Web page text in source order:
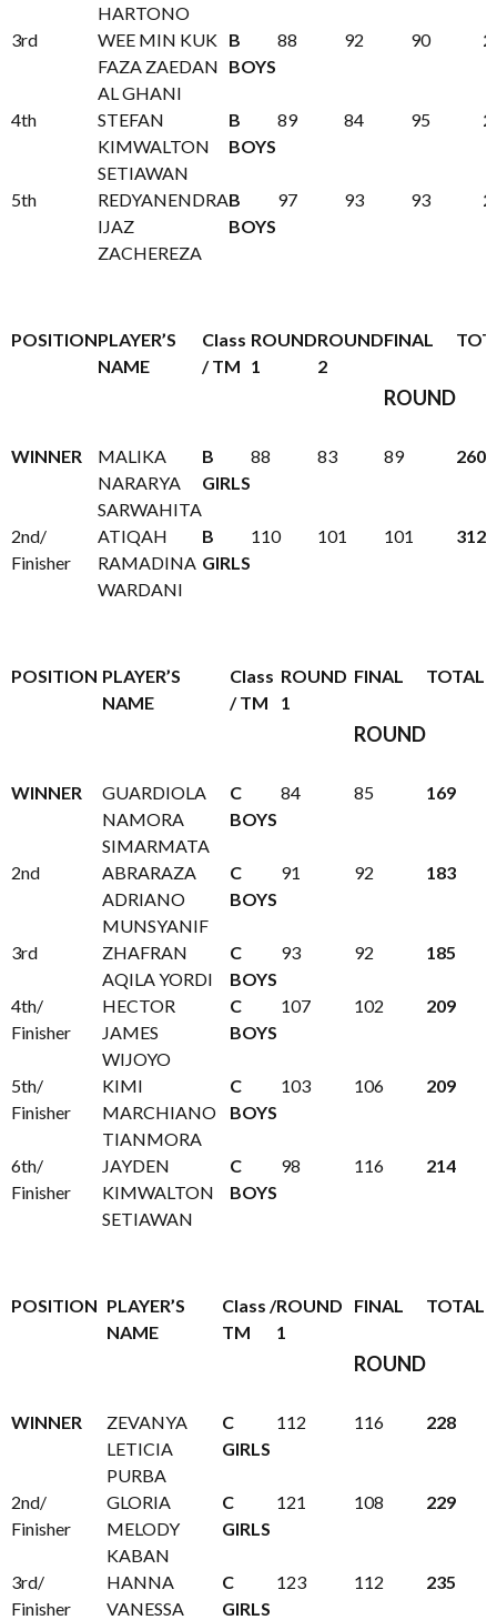
HARTONO
3rd
WEE MIN KUK
FAZA ZAEDAN
AL GHANI
B
BOYS
88 92 90
4th
STEFAN
KIMWALTON
SETIAWAN
B
BOYS
89 84 95
5th
REDYANENDRA
IJAZ
ZACHEREZA
B
BOYS
97 93 93
POSITIONPLAYER’S
NAME
Class
/ TM
ROUND
1
ROUND
2
FINAL
ROUND
WINNER
MALIKA
NARARYA
SARWAHITA
B
GIRLS
88 83 89 260
2nd/
Finisher
ATIQAH
RAMADINA
WARDANI
B
GIRLS
110 101 101 312
POSITION PLAYER’S
NAME
Class
/ TM
ROUND
1
FINAL
ROUND
TOTAL
WINNER
GUARDIOLA
NAMORA
SIMARMATA
C
BOYS
84 85 169
2nd
ABRARAZA
ADRIANO
MUNSYANIF
C
BOYS
91 92 183
3rd
ZHAFRAN
AQILA YORDI
C
BOYS
93 92 185
4th/
Finisher
HECTOR
JAMES
WIJOYO
C
BOYS
107 102 209
5th/
Finisher
KIMI
MARCHIANO
TIANMORA
C
BOYS
103 106 209
6th/
Finisher
JAYDEN
KIMWALTON
SETIAWAN
C
BOYS
98 116 214
POSITION PLAYER’S
NAME
Class /
TM
ROUND
1
FINAL
ROUND
TOTAL
WINNER
ZEVANYA
LETICIA
PURBA
C
GIRLS
112 116 228
2nd/
Finisher
GLORIA
MELODY
KABAN
C
GIRLS
121 108 229
3rd/
Finisher
HANNA
VANESSA
C
GIRLS
123 112 235